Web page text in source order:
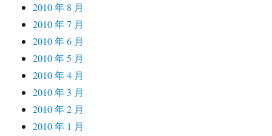
2010 年 8 月
2010 年 7 月
2010 年 6 月
2010 年 5 月
2010 年 4 月
2010 年 3 月
2010 年 2 月
2010 年 1 月